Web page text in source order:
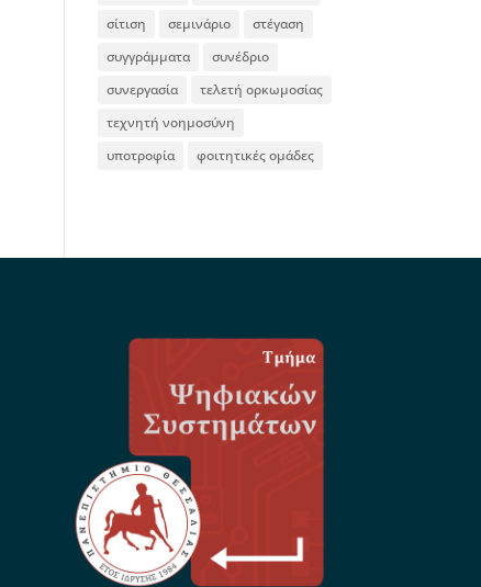
σίτιση
σεμινάριο
στέγαση
συγγράμματα
συνέδριο
συνεργασία
τελετή ορκωμοσίας
τεχνητή νοημοσύνη
υποτροφία
φοιτητικές ομάδες